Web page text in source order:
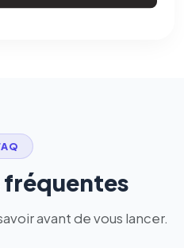
avant de vous lancer.